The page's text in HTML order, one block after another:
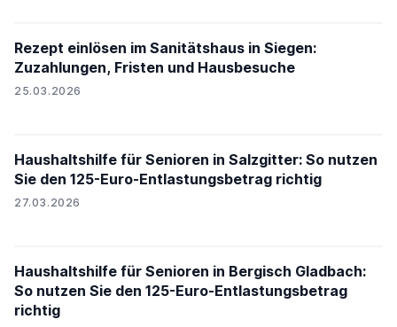
Rezept einlösen im Sanitätshaus in Siegen:
Zuzahlungen, Fristen und Hausbesuche
25.03.2026
Haushaltshilfe für Senioren in Salzgitter: So nutzen
Sie den 125-Euro-Entlastungsbetrag richtig
27.03.2026
Haushaltshilfe für Senioren in Bergisch Gladbach:
So nutzen Sie den 125-Euro-Entlastungsbetrag
richtig